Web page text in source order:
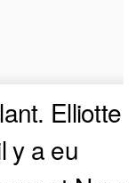
Elliotte
y a eu